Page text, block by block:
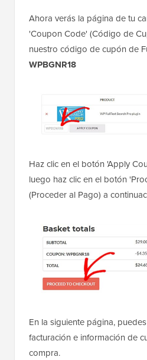
Ahora verás la página de tu
'Coupon Code' (Código de
nuestro código de cupón de
WPBGNR18
Haz clic en el botón 'Apply
luego haz clic en el botón
(Proceder al Pago) a
En la siguiente página,
facturación e información de
compra.